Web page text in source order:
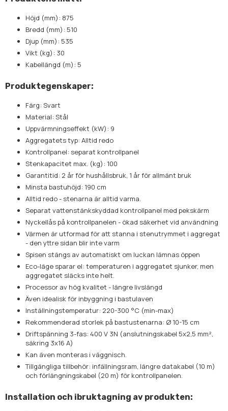
Höjd (mm): 875
Bredd (mm): 510
Djup (mm): 535
Vikt (kg): 30
Kabellängd (m): 5
Produktegenskaper:
Färg: Svart
Material: Stål
Uppvärmningseffekt (kW): 9
Aggregatets typ: Alltid redo
Kontrollpanel: separat kontrollpanel
Stenkapacitet max. (kg): 100
Garantitid: 2 år för hushållsbruk, 1 år för allmänt bruk
Minsta bastuhöjd: 190 cm
Alltid redo - stenarna är alltid varma.
Separat vattenstänkskyddad kontrollpanel med pekskärm
Nyckellås på kontrollpanelen - ökad säkerhet vid användning
Värmen är utformad för att stanna i stenutrymmet i aggregat
- den yttre sidan blir inte varm
Spisen stängs av automatiskt om luckan lämnas öppen
Eco-läge sparar el: temperaturen i aggregatet sjunker, men
aggregatet släcks inte helt.
Processor av hög kvalitet - längre livslängd
Även idealisk för inbyggning i bastulaven
Inställningstemperatur: 220-300 °C (min-max)
Rekommenderad storlek på bastustenarna: Ø 10-15 cm
Driftspänning 3-fas: 400 V 3N (anslutningskabel 5x2,5 mm²,
säkring 3x16 A)
Kan även monteras i väggnisch.
Tillgängliga tillbehör: infällningsram, längre datakabel (10 m)
och förlängningskabel (20 m) för kontrollpanelen.
Installation och ibruktagning av produkten: